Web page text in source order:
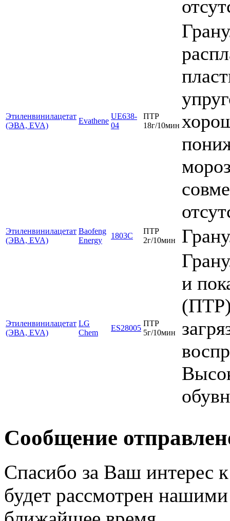
Этиленвинилацетат
(ЭВА, EVA)
Evathene
UE638-
04
ПТР
18г/10мин
Этиленвинилацетат
(ЭВА, EVA)
Baofeng
Energy
1803C
ПТР
2г/10мин
Этиленвинилацетат
(ЭВА, EVA)
LG
Chem
ES28005
ПТР
5г/10мин
и
Сообщение
Спасибо за Ваш интерес
будет рассмотрен